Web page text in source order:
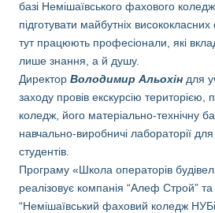
базі Немішаївського фахового
підготувати майбутніх
тут працюють професіонали, які
лише знання, а й душу.
Директор Володимир Альохін для
заходу провів екскурсію територією,
коледж, його матеріально-технічну
навчально-виробничі лабораторії
студентів.
Програму «Школа операторів
реалізовує компанія “Алеф Строй”
“Немішаївський фаховий коледж